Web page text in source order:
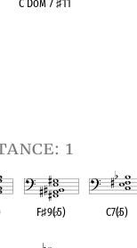
C Dom 7 ♯11
1
F♯9(♭5) C7(♭5)